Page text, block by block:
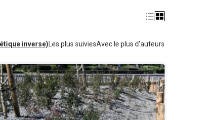
inverse) Les plus suiviesAvec le plus d'auteurs